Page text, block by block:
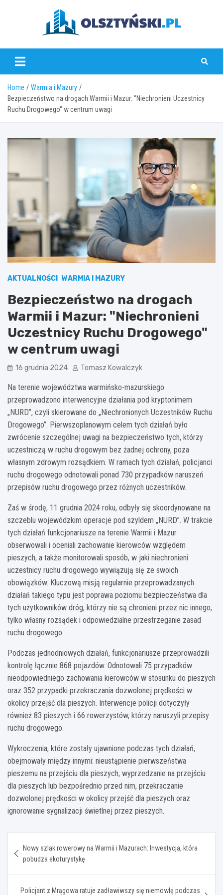
olsztynski.pl
Home
Warmia i Mazury
Bezpieczeństwo na drogach Warmii i Mazur: "Niechronieni Uczestnicy
Ruchu Drogowego" w centrum uwagi
AKTUALNOŚCI WARMIA I MAZURY
Bezpieczeństwo na drogach
Warmii i Mazur: "Niechronieni
Uczestnicy Ruchu Drogowego"
w centrum uwagi
16 grudnia 2024 Tomasz Kowalczyk
Na terenie województwa warmińsko-mazurskiego
przeprowadzono interwencyjne działania pod kryptonimem
„NURD”, czyli skierowane do „Niechronionych Uczestników Ruchu
Drogowego”. Pierwszoplanowym celem tych działań było
zwrócenie szczególnej uwagi na bezpieczeństwo tych, którzy
uczestniczą w ruchu drogowym bez żadnej ochrony, poza
własnym zdrowym rozsądkiem. W ramach tych działań, policjanci
ruchu drogowego odnotowali ponad 730 przypadków naruszeń
przepisów ruchu drogowego przez różnych uczestników.
Zaś w środę, 11 grudnia 2024 roku, odbyły się skoordynowane na
szczeblu wojewódzkim operacje pod szyldem „NURD”. W trakcie
tych działań funkcjonariusze na terenie Warmii i Mazur
obserwowali i oceniali zachowanie kierowców względem
pieszych, a także monitorowali sposób, w jaki niechronieni
uczestnicy ruchu drogowego wywiązują się ze swoich
obowiązków. Kluczową misją regularnie przeprowadzanych
działań takiego typu jest poprawa poziomu bezpieczeństwa dla
tych użytkowników dróg, którzy nie są chronieni przez nic innego,
tylko własny rozsądek i odpowiedzialne przestrzeganie zasad
ruchu drogowego.
Podczas jednodniowych działań, funkcjonariusze przeprowadzili
kontrolę łącznie 868 pojazdów. Odnotowali 75 przypadków
nieodpowiedniego zachowania kierowców w stosunku do pieszych
oraz 352 przypadki przekraczania dozwolonej prędkości w
okolicy przejść dla pieszych. Interwencje policji dotyczyły
również 83 pieszych i 66 rowerzystów, którzy naruszyli przepisy
ruchu drogowego.
Wykroczenia, które zostały ujawnione podczas tych działań,
obejmowały między innymi: nieustąpienie pierwszeństwa
pieszemu na przejściu dla pieszych, wyprzedzanie na przejściu
dla pieszych lub bezpośrednio przed nim, przekraczanie
dozwolonej prędkości w okolicy przejść dla pieszych oraz
ignorowanie sygnalizacji świetlnej przez pieszych.
wpisu
Nowy szlak rowerowy na Warmii i Mazurach: Inwestycja, która
pobudza ekoturystykę
Policjant z Mrągowa ratuje zadławiwszy się niemowlę podczas